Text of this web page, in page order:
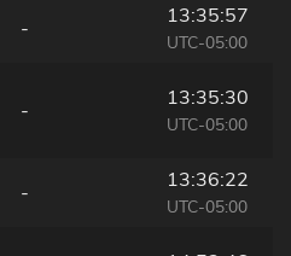
-
13:35:57
UTC-05:00
-
13:35:30
UTC-05:00
-
13:36:22
UTC-05:00